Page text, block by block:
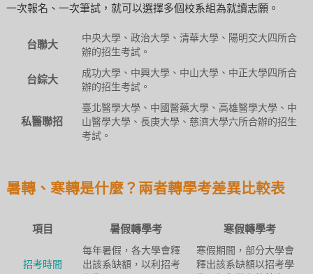
一次報名、一次筆試，就可以選擇多個校系組為就讀志願。
台聯大
中央大學、政治大學、清華大學、陽明交大四所合
辦的招生考試。
台綜大
成功大學、中興大學、中山大學、中正大學四所合
辦的招生考試。
私醫聯招
臺北醫學大學、中國醫藥大學、高雄醫學大學、中
山醫學大學、長庚大學、慈濟大學六所合辦的招生
考試。
暑轉、寒轉是什麼？兩者轉學考差異比較表
項目 暑假轉學考 寒假轉學考
招考時間
每年暑假，各大學會釋
出該系缺額，以利招考
寒假期間，部分大學會
釋出該系缺額以招考學